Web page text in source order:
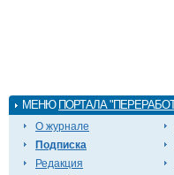
МЕНЮ ПОРТАЛА
О журнале
Подписка
Редакция